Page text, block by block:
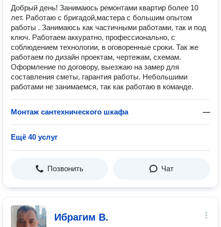
Добрый день! Занимаюсь ремонтами квартир более 10
лет. Работаю с бригадой,мастера с большим опытом
работы . Занимаюсь как частичными работами, так и под
ключ. Работаем аккуратно, профессионально, с
соблюдением технологии, в оговоренные сроки. Так же
работаем по дизайн проектам, чертежам, схемам.
Оформление по договору, выезжаю на замер для
составления сметы, гарантия работы. Небольшими
работами не занимаемся, так как работаю в команде.
Монтаж сантехнического шкафа —
Ещё 40 услуг
Позвонить Чат
Ибрагим В.